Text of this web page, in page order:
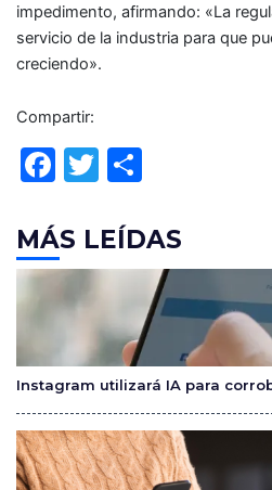
impedimento, afirmando: «La
servicio de la industria para que
creciendo».
Compartir:
F
c
e
b
o
k
T
itt
er
m
p
ar
tir
MÁS LEÍDAS
Instagram utilizará IA para